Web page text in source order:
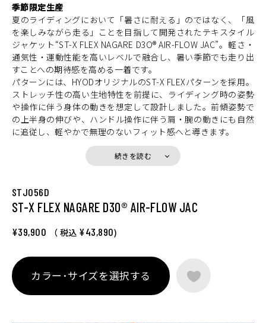
季節限定生産
夏のライディングにおいて「暑さに耐える」のではなく、「風
を楽しみながら走る」ことを目指して開発されたテキスタイル
ジャケット“ST-X FLEX NAGARE D3O® AIR-FLOW JAC”。軽さ・
通気性・運動性能を高いレベルで融合し、暑い季節でも走り出
すことへの期待感を高める一着です。
パターンには、HYODオリジナルのST-X FLEXパターンを採用。
ストレッチ性の高い生地特性を前提に、ライディング時の姿勢
や操作に伴う身体の動きを想定して設計しました。前傾姿勢で
の上半身の伸びや、ハンドル操作に伴う肩・腕の動きにも自然
に追従し、軽やかで無理のないフィット感へと導きます。
メインマテリアルには、サマーシーズン専用に開発された高機
能素材「NAGARE」を使用。走行風を積極的に取り込む高い通
気性に加え、HYOD UCHIMIZUを上回る吸汗速乾性能により、
ます。ライナーレス仕様は真夏のツーリングでも軽快で扱いや
すく、脇下のビッグホールメッシュが効率的なエアフローを確
プロテクションは、ショルダーとエルボーにエアスルー構造の
シブルで軽量、まるで着けていないかのような装着感を実現し
ます。バックボーンには通気性に優れたD3O® Viper Air（CE規
格 LEVEL1）を採用。軽量かつ高通気の構成により、フルプロ
テクションでありながら涼しさと快適性を両立しました。
続きを読む
STJ056D
ST-X FLEX NAGARE D3O® AIR-FLOW JAC
¥39,900 （ 税込 ¥43,890)
カラー･サイズを選択する